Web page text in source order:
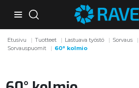
Etusivu Tuotteet Lastuava työstö Sorvaus
Sorvauspuomit
60° kolmio